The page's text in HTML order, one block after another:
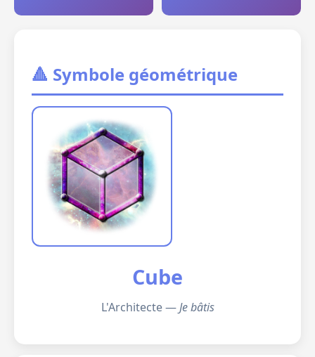
🔺 Symbole géométrique
Cube
L'Architecte —Je bâtis